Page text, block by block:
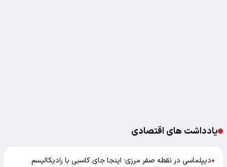
یادداشت های اقتصادی
●دیپلماسی در نقطه صفر مرزی؛ اینجا جای کاسبی با رادیکالیسم